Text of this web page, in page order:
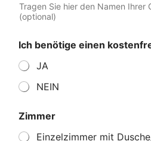
Tragen Sie hier den Namen Ihrer
(optional)
Ich benötige einen
JA
NEIN
Zimmer
Einzelzimmer mit